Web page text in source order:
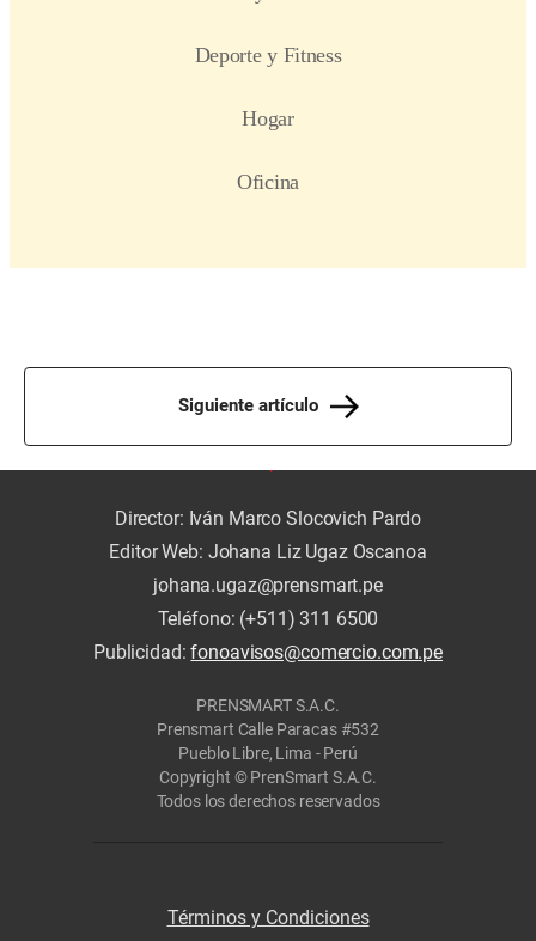
Siguiente artículo
Director: Iván Marco Slocovich Pardo
Editor Web: Johana Liz Ugaz Oscanoa
johana.ugaz@prensmart.pe
Teléfono: (+511) 311 6500
Publicidad:fonoavisos@comercio.com.pe
PRENSMART S.A.C.
Prensmart Calle Paracas #532
Pueblo Libre, Lima - Perú
Copyright © PrenSmart S.A.C.
Todos los derechos reservados
Términos y Condiciones